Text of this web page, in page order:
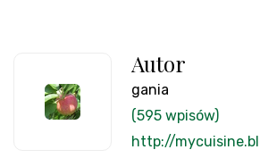
Autor
gania
(595 wpisów)
http://